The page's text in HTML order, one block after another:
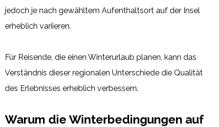
jedoch je nach gewähltem Aufenthaltsort auf der Insel
erheblich variieren.
Für Reisende, die einen Winterurlaub planen, kann das
Verständnis dieser regionalen Unterschiede die Qualität
des Erlebnisses erheblich verbessern.
Warum die Winterbedingungen auf